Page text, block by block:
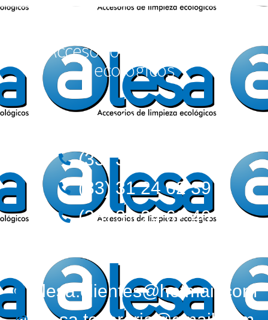
Accesorios de Limpieza
ecológicos
Teléfonos:
(33) 36 12 72 62
(33) 31 24 62 39
(33) 31 24 62 40
alesa.clientes@hotmail.com